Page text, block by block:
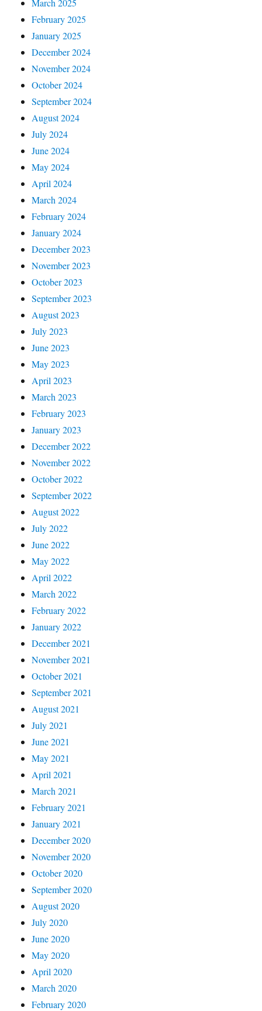
February 2025
January 2025
December 2024
November 2024
October 2024
September 2024
August 2024
July 2024
June 2024
May 2024
April 2024
March 2024
February 2024
January 2024
December 2023
November 2023
October 2023
September 2023
August 2023
July 2023
June 2023
May 2023
April 2023
March 2023
February 2023
January 2023
December 2022
November 2022
October 2022
September 2022
August 2022
July 2022
June 2022
May 2022
April 2022
March 2022
February 2022
January 2022
December 2021
November 2021
October 2021
September 2021
August 2021
July 2021
June 2021
May 2021
April 2021
March 2021
February 2021
January 2021
December 2020
November 2020
October 2020
September 2020
August 2020
July 2020
June 2020
May 2020
April 2020
March 2020
February 2020